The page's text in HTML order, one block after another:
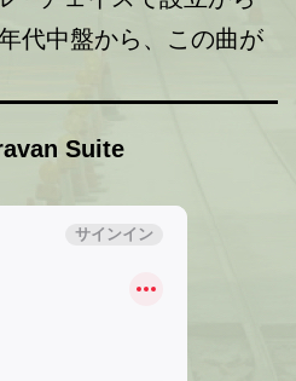
代中盤から、この曲が
Suite